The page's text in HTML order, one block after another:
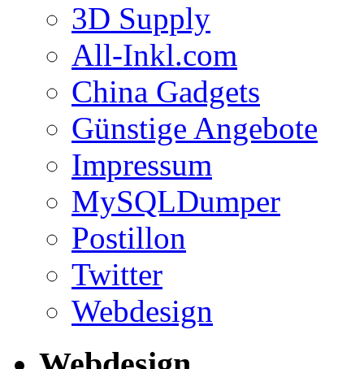
3D Supply
All-Inkl.com
China Gadgets
Günstige Angebote
Impressum
MySQLDumper
Postillon
Twitter
Webdesign